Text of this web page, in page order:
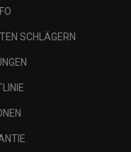
SCHLÄGERN